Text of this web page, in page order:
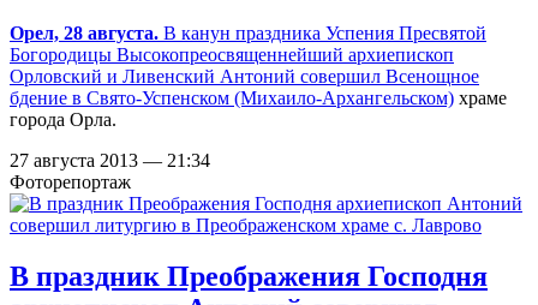
Орел, 28 августа. В канун праздника Успения Пресвятой
Богородицы Высокопреосвященнейший архиепископ
Орловский и Ливенский Антоний совершил Всенощное
бдение в Свято-Успенском (Михаило-Архангельском) храме
города Орла.
27 августа 2013 — 21:34
Фоторепортаж
В праздник Преображения Господня